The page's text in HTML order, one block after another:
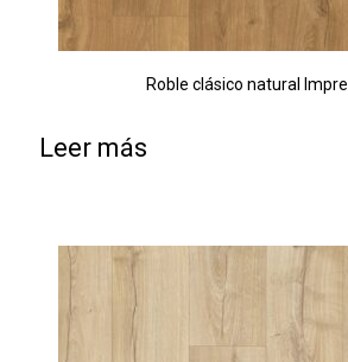
Roble clásico natural
Leer más